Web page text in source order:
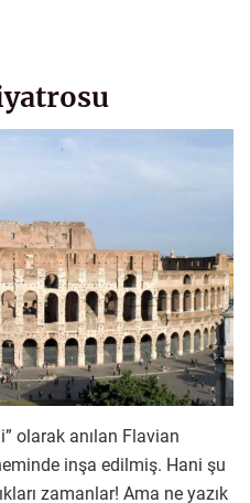
olarak anılan Flavian
inşa edilmiş. Hani şu
zamanlar! Ama ne yazık